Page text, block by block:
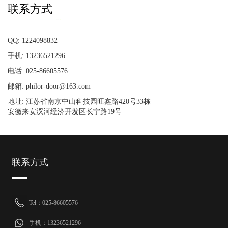
联系方式
QQ: 1224098832
手机: 13236521296
电话: 025-86605576
邮箱: philor-door@163.com
地址: 江苏省南京中山科技园旺鑫路420号33栋
安徽来安汊河经济开发区长宁路19号
联系方式
Tel：025-86605576
手机：13236521296